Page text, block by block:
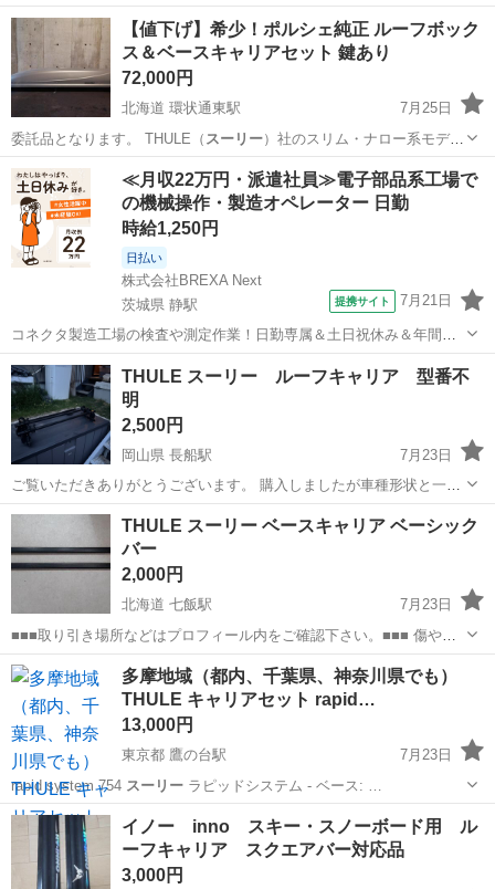
し、それ以外はカーポートの中に吊るして保管してました。非常に状
態が良く、ひびや割れは有りません。新品では無いので多少の擦れは
有りますが、現物確認していただ...
北海道 札幌市 百合が原駅 外装、車外用品
【値下げ】希少！ポルシェ純正 ルーフボック
ス＆ベースキャリアセット 鍵あり
72,000円
北海道 環状通東駅
7月25日
委託品となります。 ​THULE（ スーリー）社のスリム・ナロー系モデル
（Atl…
北海道 札幌市 環状通東駅 キャリア、ラック
≪月収22万円・派遣社員≫電子部品系工場で
の機械操作・製造オペレーター 日勤
時給1,250円
日払い
株式会社BREXA Next
茨城県 静駅
提携サイト 7月21日
コネクタ製造工場の検査や測定作業！日勤専属＆土日祝休み＆年間休
日128日★クリーンルーム内作業★マイカー通勤OK＆無料駐車場あり
★就業先食堂利用可！日払い制度あり！《茨城県常陸大宮市》 人気の
工場のお仕事 ◇コネクタ製造工...
茨城 常陸大宮市
THULE スーリー ルーフキャリア 型番不
明
2,500円
岡山県 長船駅
7月23日
ご覧いただきありがとうございます。 購入しましたが車種形状と一致
しなかった為 手放します。 質問等ございましたらよろしくお願いいた
岡山 瀬戸内市 キャリア、ラック
THULE スーリー ベースキャリア ベーシック
バー
2,000円
北海道 七飯駅
7月23日
■■■取り引き場所などはプロフィール内をご確認下さい。■■■ 傷やス
レあります。キャップ4個の内1個に割れあります。 ピカピカの新車に
は釣り合わないですが、屋根に乗せたらほぼ見えないなので細かいこ
と気にしたい方。 ベーシ...
北海道 亀田郡 七飯駅 キャリア、ラック
多摩地域（都内、千葉県、神奈川県でも）
THULE キャリアセット rapid…
13,000円
東京都 鷹の台駅
7月23日
rapid system 754 スーリーラピッドシステム - ベース: …
東京 小平市 キャリア、ラック THULE
イノー inno スキー・スノーボード用 ル
ーフキャリア スクエアバー対応品
3,000円